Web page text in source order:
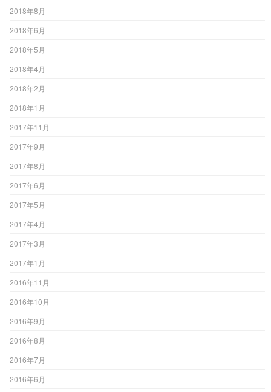
2018年8月
2018年6月
2018年5月
2018年4月
2018年2月
2018年1月
2017年11月
2017年9月
2017年8月
2017年6月
2017年5月
2017年4月
2017年3月
2017年1月
2016年11月
2016年10月
2016年9月
2016年8月
2016年7月
2016年6月